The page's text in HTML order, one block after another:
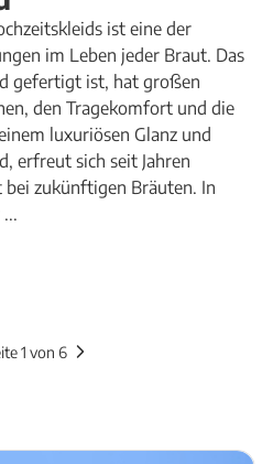
ist eine der
im Leben jeder Braut. Das
gefertigt ist, hat großen
den Tragekomfort und die
luxuriösen Glanz und
erfreut sich seit Jahren
zukünftigen Bräuten. In
1 von 6